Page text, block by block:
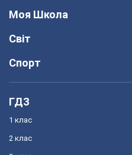
Моя Школа
Світ
Спорт
ГДЗ
1 клас
2 клас